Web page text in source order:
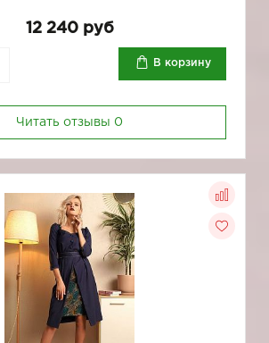
12 240 руб
В корзину
Читать отзывы 0